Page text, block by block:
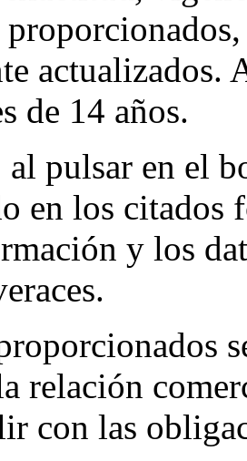
actualizados.
de 14 años.
pulsar en el
en los citados
y los
relación
con las